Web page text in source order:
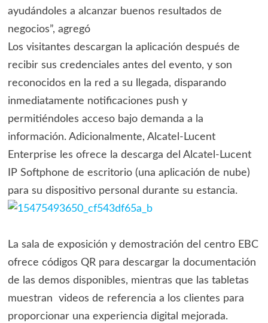
ayudándoles a alcanzar buenos resultados de
negocios”, agregó
Los visitantes descargan la aplicación después de
recibir sus credenciales antes del evento, y son
reconocidos en la red a su llegada, disparando
inmediatamente notificaciones push y
permitiéndoles acceso bajo demanda a la
información. Adicionalmente, Alcatel-Lucent
Enterprise les ofrece la descarga del Alcatel-Lucent
IP Softphone de escritorio (una aplicación de nube)
para su dispositivo personal durante su estancia.
La sala de exposición y demostración del centro EBC
ofrece códigos QR para descargar la documentación
de las demos disponibles, mientras que las tabletas
muestran videos de referencia a los clientes para
proporcionar una experiencia digital mejorada.